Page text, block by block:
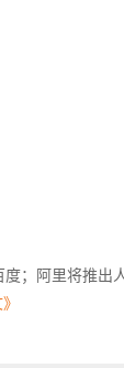
；阿里将推出